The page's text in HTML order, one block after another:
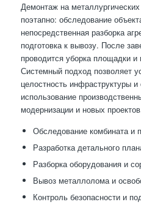
Демонтаж на
поэтапно: обследование
непосредственная разборка
подготовка к вывозу. После
проводится уборка площадки и
Системный подход позволяет
целостность инфраструктуры
использование
модернизации и новых
Обследование комбината и
Разработка детального
Разборка оборудования и
Вывоз металлолома и
Контроль безопасности и